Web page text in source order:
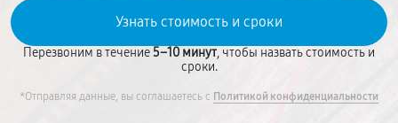
Перезвоним в течение5–10 минут, чтобы назвать стоимость и
сроки.
*Отправляя данные, вы соглашаетесь с Политикой конфиденциальности